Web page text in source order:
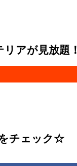
アが見放題！
チェック☆